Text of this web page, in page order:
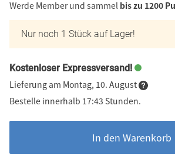
Werde Member und sammel bis zu 1200
Nur noch 1 Stück auf Lager!
Kostenloser Expressversand!
Lieferung am Montag, 10. August
Bestelle innerhalb 17:43 Stunden.
In den Warenkorb